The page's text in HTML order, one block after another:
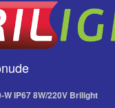
IP67 8W/220V Brilight